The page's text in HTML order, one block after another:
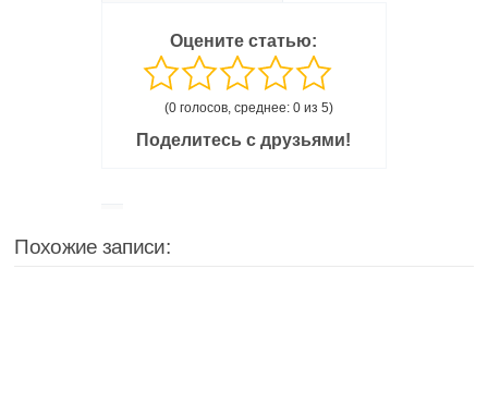
Оцените статью:
(0 голосов, среднее: 0 из 5)
Поделитесь с друзьями!
Похожие записи: